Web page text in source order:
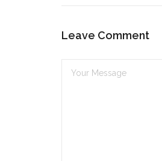
Leave Comment